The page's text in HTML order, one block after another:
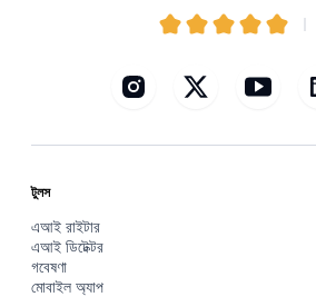
টুলস
এআই রাইটার
এআই ডিটেক্টর
গবেষণা
মোবাইল অ্যাপ